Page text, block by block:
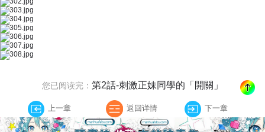
您已阅读完： 第2話-刺激正妹同學的「開關」
上一章 返回详情 下一章